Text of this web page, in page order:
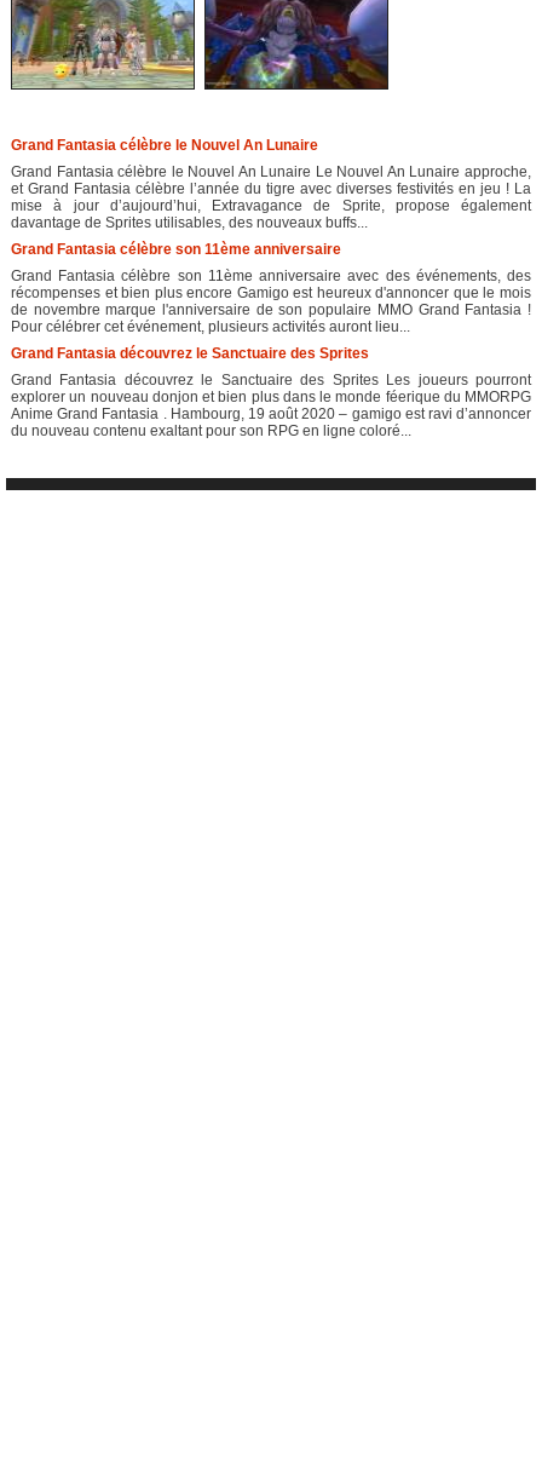
Grand Fantasia célèbre le Nouvel An Lunaire
Grand Fantasia célèbre le Nouvel An Lunaire Le Nouvel An Lunaire approche,
et Grand Fantasia célèbre l’année du tigre avec diverses festivités en jeu ! La
mise à jour d’aujourd’hui, Extravagance de Sprite, propose également
davantage de Sprites utilisables, des nouveaux buffs...
Grand Fantasia célèbre son 11ème anniversaire
Grand Fantasia célèbre son 11ème anniversaire avec des événements, des
récompenses et bien plus encore Gamigo est heureux d'annoncer que le mois
de novembre marque l'anniversaire de son populaire MMO Grand Fantasia !
Pour célébrer cet événement, plusieurs activités auront lieu...
Grand Fantasia découvrez le Sanctuaire des Sprites
Grand Fantasia découvrez le Sanctuaire des Sprites Les joueurs pourront
explorer un nouveau donjon et bien plus dans le monde féerique du MMORPG
Anime Grand Fantasia . Hambourg, 19 août 2020 – gamigo est ravi d’annoncer
du nouveau contenu exaltant pour son RPG en ligne coloré...